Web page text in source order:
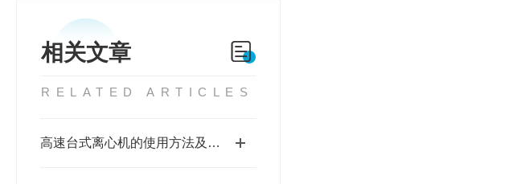
相关文章
RELATED ARTICLES
高速台式离心机的使用方法及注意事项分析